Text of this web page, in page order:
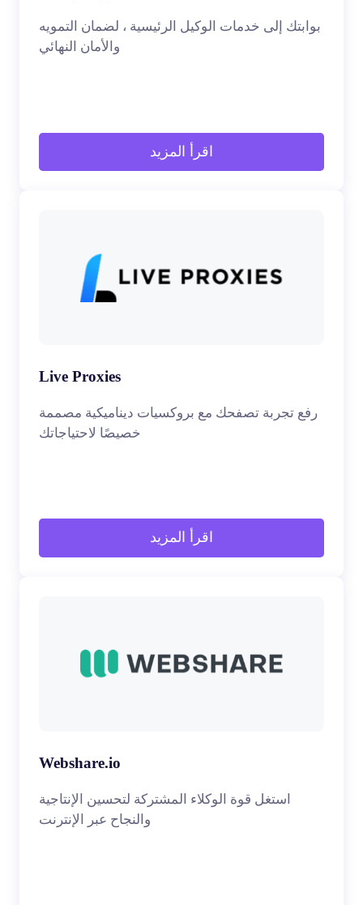
بوابتك إلى خدمات الوكيل الرئيسية ، لضمان التمويه
والأمان النهائي
اقرأ المزيد
Live Proxies
رفع تجربة تصفحك مع بروكسيات ديناميكية مصممة
خصيصًا لاحتياجاتك
اقرأ المزيد
Webshare.io
استغل قوة الوكلاء المشتركة لتحسين الإنتاجية
والنجاح عبر الإنترنت